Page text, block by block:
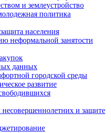
и землеустройство
политика
населения
неформальной занятости
данных
городской среды
развитие
и защите